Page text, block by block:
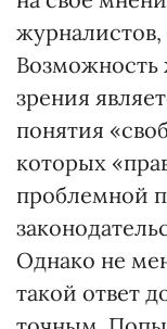
Возможность
зрения
понятия
которых
проблемной
Однако не
такой ответ